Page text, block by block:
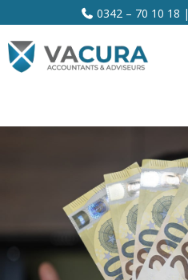
0342 – 70 10 18 |